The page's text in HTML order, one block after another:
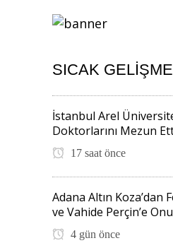
SICAK GELIŞME
İstanbul Arel
Doktorlarını Mezun
17 saat önce
Adana Altın Koza’dan
ve Vahide Perçin’e
4 gün önce